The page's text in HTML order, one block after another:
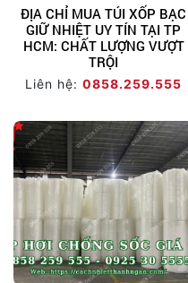
ĐỊA CHỈ MUA TÚI XỐP BẠC
GIỮ NHIỆT UY TÍN TẠI TP
HCM: CHẤT LƯỢNG VƯỢT
TRỘI
Liên hệ:0858.259.555